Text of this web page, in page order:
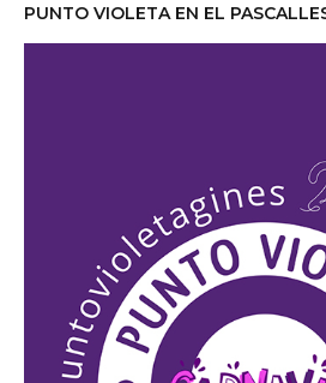
PUNTO VIOLETA EN EL